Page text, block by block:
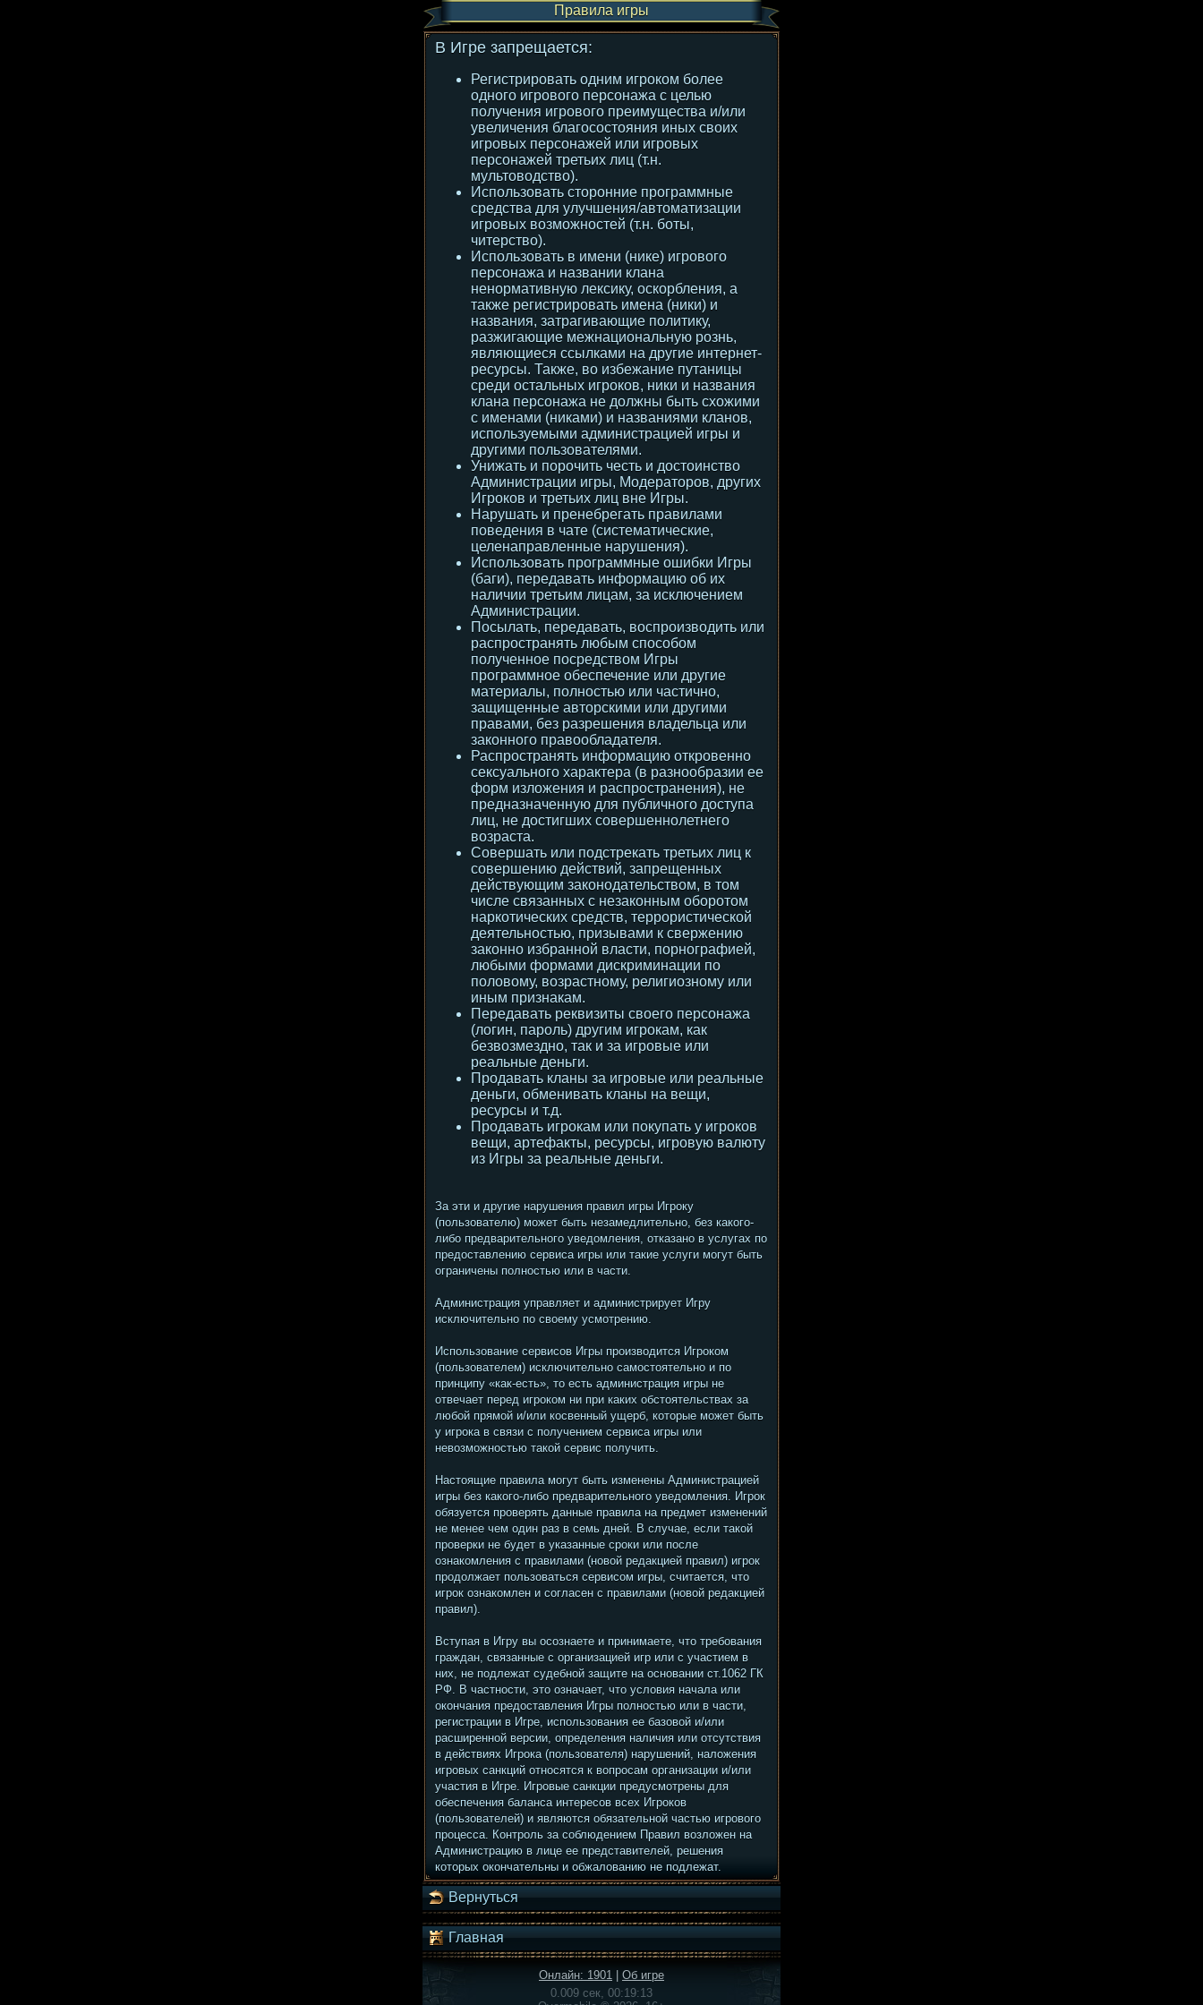
Правила игры
В Игре запрещается:
Регистрировать одним игроком более
одного игрового персонажа с целью
получения игрового преимущества и/или
увеличения благосостояния иных своих
игровых персонажей или игровых
персонажей третьих лиц (т.н.
мультоводство).
Использовать сторонние программные
средства для улучшения/автоматизации
игровых возможностей (т.н. боты,
читерство).
Использовать в имени (нике) игрового
персонажа и названии клана
ненормативную лексику, оскорбления, а
также регистрировать имена (ники) и
названия, затрагивающие политику,
разжигающие межнациональную рознь,
являющиеся ссылками на другие интернет-
ресурсы. Также, во избежание путаницы
среди остальных игроков, ники и названия
клана персонажа не должны быть схожими
с именами (никами) и названиями кланов,
используемыми администрацией игры и
другими пользователями.
Унижать и порочить честь и достоинство
Администрации игры, Модераторов, других
Игроков и третьих лиц вне Игры.
Нарушать и пренебрегать правилами
поведения в чате (систематические,
целенаправленные нарушения).
Использовать программные ошибки Игры
(баги), передавать информацию об их
наличии третьим лицам, за исключением
Администрации.
Посылать, передавать, воспроизводить или
распространять любым способом
полученное посредством Игры
программное обеспечение или другие
материалы, полностью или частично,
защищенные авторскими или другими
правами, без разрешения владельца или
законного правообладателя.
Распространять информацию откровенно
сексуального характера (в разнообразии ее
форм изложения и распространения), не
предназначенную для публичного доступа
лиц, не достигших совершеннолетнего
возраста.
Совершать или подстрекать третьих лиц к
совершению действий, запрещенных
действующим законодательством, в том
числе связанных с незаконным оборотом
наркотических средств, террористической
деятельностью, призывами к свержению
законно избранной власти, порнографией,
любыми формами дискриминации по
половому, возрастному, религиозному или
иным признакам.
Передавать реквизиты своего персонажа
(логин, пароль) другим игрокам, как
безвозмездно, так и за игровые или
реальные деньги.
Продавать кланы за игровые или реальные
деньги, обменивать кланы на вещи,
ресурсы и т.д.
Продавать игрокам или покупать у игроков
вещи, артефакты, ресурсы, игровую валюту
из Игры за реальные деньги.
За эти и другие нарушения правил игры Игроку
(пользователю) может быть незамедлительно, без какого-
либо предварительного уведомления, отказано в услугах по
предоставлению сервиса игры или такие услуги могут быть
ограничены полностью или в части.
Администрация управляет и администрирует Игру
исключительно по своему усмотрению.
Использование сервисов Игры производится Игроком
(пользователем) исключительно самостоятельно и по
принципу «как-есть», то есть администрация игры не
отвечает перед игроком ни при каких обстоятельствах за
любой прямой и/или косвенный ущерб, которые может быть
у игрока в связи с получением сервиса игры или
невозможностью такой сервис получить.
Настоящие правила могут быть изменены Администрацией
игры без какого-либо предварительного уведомления. Игрок
обязуется проверять данные правила на предмет изменений
не менее чем один раз в семь дней. В случае, если такой
проверки не будет в указанные сроки или после
ознакомления с правилами (новой редакцией правил) игрок
продолжает пользоваться сервисом игры, считается, что
игрок ознакомлен и согласен с правилами (новой редакцией
правил).
Вступая в Игру вы осознаете и принимаете, что требования
граждан, связанные с организацией игр или с участием в
них, не подлежат судебной защите на основании ст.1062 ГК
РФ. В частности, это означает, что условия начала или
окончания предоставления Игры полностью или в части,
регистрации в Игре, использования ее базовой и/или
расширенной версии, определения наличия или отсутствия
в действиях Игрока (пользователя) нарушений, наложения
игровых санкций относятся к вопросам организации и/или
участия в Игре. Игровые санкции предусмотрены для
обеспечения баланса интересов всех Игроков
(пользователей) и являются обязательной частью игрового
процесса. Контроль за соблюдением Правил возложен на
Администрацию в лице ее представителей, решения
которых окончательны и обжалованию не подлежат.
Вернуться
Главная
Онлайн: 1901
Об игре
0.009 сек, 00:19:13